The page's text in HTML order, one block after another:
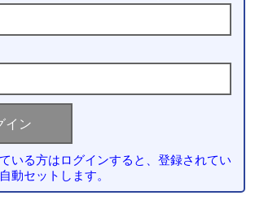
いる方はログインすると、登録されてい
動セットします。